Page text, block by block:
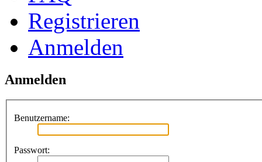
Registrieren
Anmelden
Anmelden
Benutzername:
Passwort: